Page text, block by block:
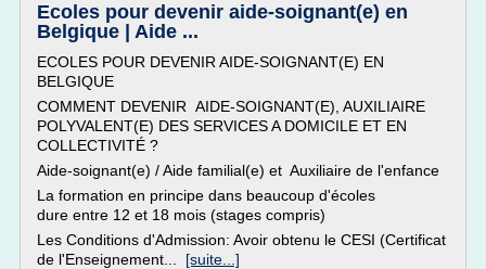
Ecoles pour devenir aide-soignant(e) en
Belgique | Aide ...
ECOLES POUR DEVENIR AIDE-SOIGNANT(E) EN
BELGIQUE
COMMENT DEVENIR AIDE-SOIGNANT(E), AUXILIAIRE
POLYVALENT(E) DES SERVICES A DOMICILE ET EN
COLLECTIVITÉ ?
Aide-soignant(e) / Aide familial(e) et Auxiliaire de l'enfance
La formation en principe dans beaucoup d'écoles
dure entre 12 et 18 mois (stages compris)
Les Conditions d'Admission: Avoir obtenu le CESI (Certificat
de l'Enseignement... [suite...]